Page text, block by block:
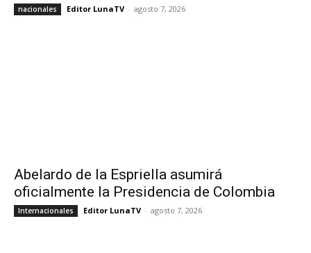
nacionales Editor LunaTV - agosto 7, 2026
Abelardo de la Espriella asumirá
oficialmente la Presidencia de Colombia
Internacionales Editor LunaTV - agosto 7, 2026